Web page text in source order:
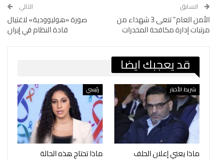
السابق
‎الأمن العام” تنعى 3 شهداء من
مرتبات إدارة مكافحة المخدرات
التالي
‎صورة «هوليوودية» لاغتيال
قادة النظام في إيران
قد يعجبك ايضا
شريط الأخبار
ماذا يعني إعلان الحلف
رئيسي
ماذا تحتاج هذه الحالة